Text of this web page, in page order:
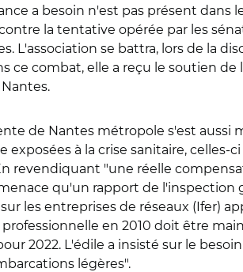
a besoin n'est pas présent dans
la tentative opérée par les
L'association se battra, lors de la
ce combat, elle a reçu le soutien
de Nantes métropole s'est aussi
exposées à la crise sanitaire,
revendiquant "une réelle
qu'un rapport de l'inspection
les entreprises de réseaux (Ifer)
en 2010 doit être
2022. L'édile a insisté sur le
légères".